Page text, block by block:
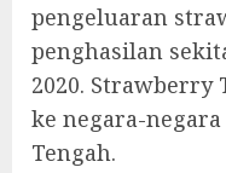
pengeluaran
penghasilan
2020.
ke negara-
Tengah.